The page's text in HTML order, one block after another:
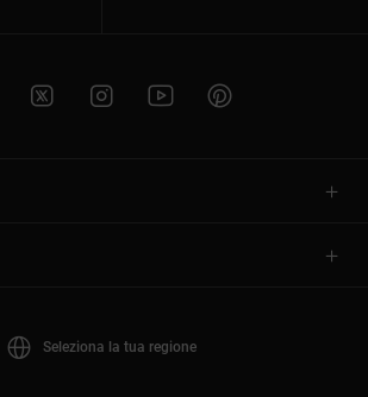
Seleziona la tua regione